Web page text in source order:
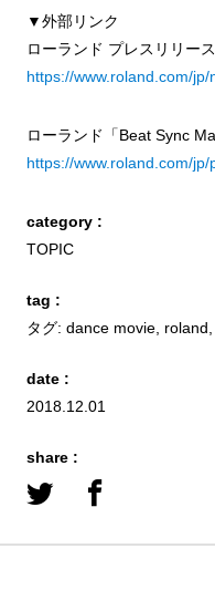
▼外部リンク
ローランド プレスリリース
https://www.roland.com/jp/
ローランド「Beat Sync
https://www.roland.com/
category :
TOPIC
tag :
タグ: dance movie, roland
date :
2018.12.01
share :